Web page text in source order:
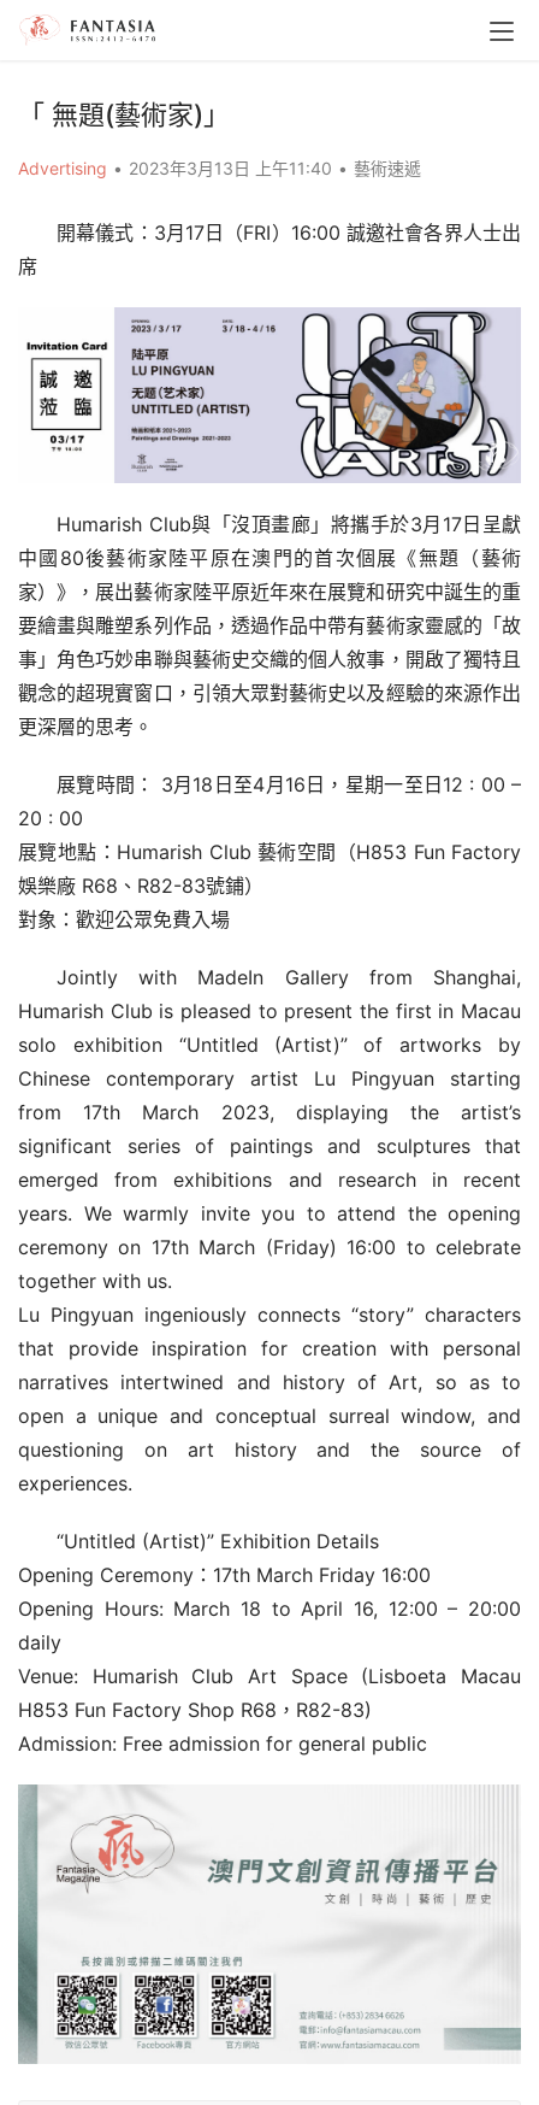
「 無題(藝術家)」
Advertising • 2023年3月13日 上午11:40 • 藝術速遞
開幕儀式：3月17日（FRI）16:00 誠邀社會各界人士出
席
Humarish Club與「沒頂畫廊」將攜手於3月17日呈獻
中國80後藝術家陸平原在澳門的首次個展《無題（藝術
家）》，展出藝術家陸平原近年來在展覽和研究中誕生的重
要繪畫與雕塑系列作品，透過作品中帶有藝術家靈感的「故
事」角色巧妙串聯與藝術史交織的個人敘事，開啟了獨特且
觀念的超現實窗口，引領大眾對藝術史以及經驗的來源作出
更深層的思考。
展覽時間： 3月18日至4月16日，星期一至日12 : 00 –
20 : 00
展覽地點：Humarish Club 藝術空間（H853 Fun Factory
娛樂廠 R68、R82-83號鋪）
對象：歡迎公眾免費入場
Jointly with MadeIn Gallery from Shanghai,
Humarish Club is pleased to present the first in Macau
solo exhibition “Untitled (Artist)” of artworks by
Chinese contemporary artist Lu Pingyuan starting
from 17th March 2023, displaying the artist’s
significant series of paintings and sculptures that
emerged from exhibitions and research in recent
years. We warmly invite you to attend the opening
ceremony on 17th March (Friday) 16:00 to celebrate
together with us.
Lu Pingyuan ingeniously connects “story” characters
that provide inspiration for creation with personal
narratives intertwined and history of Art, so as to
open a unique and conceptual surreal window, and
questioning on art history and the source of
experiences.
“Untitled (Artist)” Exhibition Details
Opening Ceremony：17th March Friday 16:00
Opening Hours: March 18 to April 16, 12:00 – 20:00
daily
Venue: Humarish Club Art Space (Lisboeta Macau
H853 Fun Factory Shop R68，R82-83)
Admission: Free admission for general public